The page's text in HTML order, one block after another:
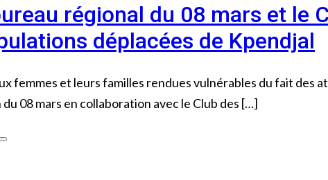
régional du 08 mars et le
déplacées de Kpendjal
femmes et leurs familles rendues vulnérables du fait des
08 mars en collaboration avec le Club des […]
Search